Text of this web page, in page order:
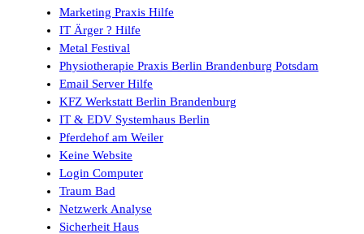
Marketing Praxis Hilfe
IT Ärger ? Hilfe
Metal Festival
Physiotherapie Praxis Berlin Brandenburg Potsdam
Email Server Hilfe
KFZ Werkstatt Berlin Brandenburg
IT & EDV Systemhaus Berlin
Pferdehof am Weiler
Keine Website
Login Computer
Traum Bad
Netzwerk Analyse
Sicherheit Haus